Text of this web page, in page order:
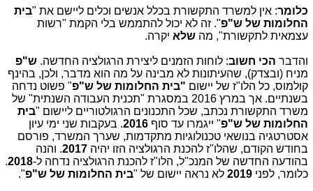
כלומר: אין למשרד התקשורת בכלל אנשים וכלים ליישם את "בית
החלומות של ש"פ". זה לא יכול להתממש בלי הקמת "רשות
עצמאית לתקשורת", מה שלאיקרה.
והדבר הכי חשוב: לוחות הזמנים ליצירת הרגולציה החדשה. ש"פ
מניח (ובצדק), שהעיתונות לא מבינה על מה הוא מדבר, ולכן, בהינף
קולמוס, כל הלו"ז של יישום "בית החלומות של ש"פ" פשוט נדחה
בשנתיים. אך במרץ 2016 במסגרת "תכנית העבודה השנתית" של
משרד התקשורת נכתב, שכל התכנונים הרגולטוריים ליישום "בית
החלומות של ש"פ" ייגמרו עד סוף 2016. בעקבות שני ימי עיון
אסטרטגיה בנושאי טכנולוגיות מתקדמות, שערך המשרד, פורסם
בחודש הקודם, שהלו"ז להכנת הרגולציה הזו יהיה 2017. והנה
בהודעה החדשה של המנכ"ל, הלו"ז להכנת הרגולציה נדחה ל-2018
.
כלומר, לפני 2019לא נראה יישום של "בית החלומות של ש"פ".